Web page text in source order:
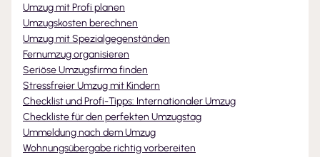
Umzug mit Profi planen
Umzugskosten berechnen
Umzug mit Spezialgegenständen
Fernumzug organisieren
Seriöse Umzugsfirma finden
Stressfreier Umzug mit Kindern
Checklist und Profi-Tipps: Internationaler Umzug
Checkliste für den perfekten Umzugstag
Ummeldung nach dem Umzug
Wohnungsübergabe richtig vorbereiten